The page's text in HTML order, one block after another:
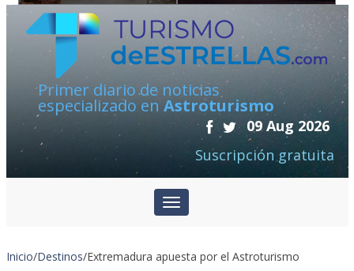
Primer diario de noticias
especializado en Astroturismo
09 Aug 2026
Suscripción gratuita
Inicio/Destinos/Extremadura apuesta por el Astroturismo